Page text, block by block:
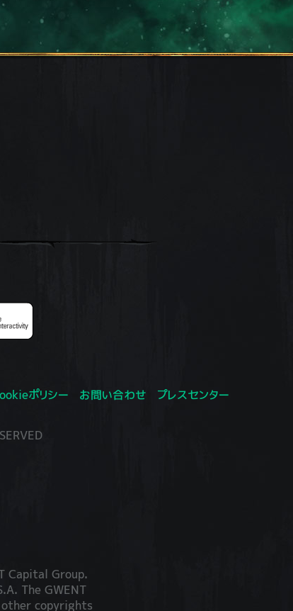
ポリシー お問い合わせ
プレスセンター
Capital Group.
The GWENT
copyrights